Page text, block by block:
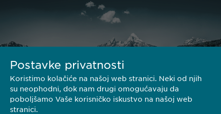
Postavke privatnosti
Koristimo kolačiće na našoj web stranici. Neki od njih
su neophodni, dok nam drugi omogućavaju da
poboljšamo Vaše korisničko iskustvo na našoj web
stranici.